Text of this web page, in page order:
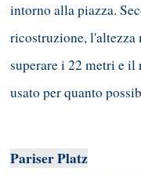
intorno alla piazza.
ricostruzione, l'altezza
superare i 22 metri e il
usato per quanto
Pariser Platz